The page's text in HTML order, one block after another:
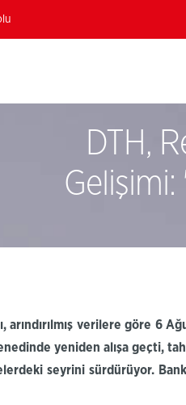
DTH,
, arındırılmış verileregöre 6
yeniden alışa geçti,
seyrini sürdürüyor.